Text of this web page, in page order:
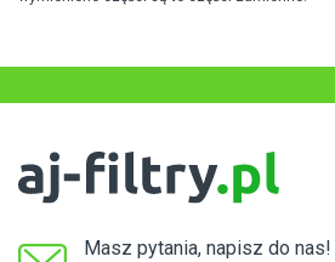
Masz pytania, napisz do nas!